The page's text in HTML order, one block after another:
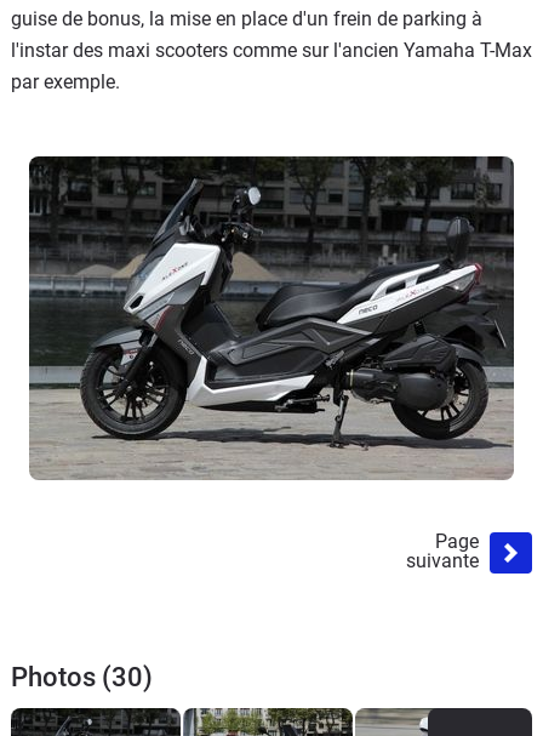
guise de bonus, la mise en place d'un frein de parking à
l'instar des maxi scooters comme sur l'ancien Yamaha T-Max
par exemple.
Page
suivante
Photos (30)